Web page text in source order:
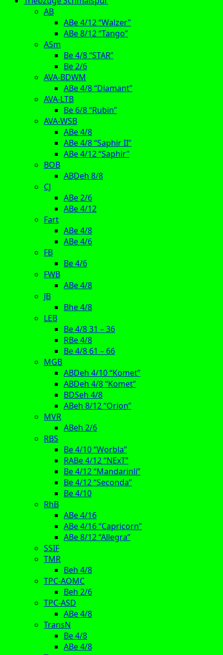
AB
ABe 4/12 “Walzer”
ABe 8/12 “Tango”
ASm
Be 4/8 “STAR”
Be 2/6
AVA-BDWM
ABe 4/8 “Diamant”
AVA-LTB
Be 6/8 “Rubin”
AVA-WSB
ABe 4/8
ABe 4/8 “Saphir II”
ABe 4/12 “Saphir”
BOB
ABDeh 8/8
CJ
ABe 2/6
ABe 4/12
Fart
ABe 4/8
ABe 4/6
FB
Be 4/6
FWB
ABe 4/8
JB
Bhe 4/8
LEB
Be 4/8 31 – 36
RBe 4/8
Be 4/8 61 – 66
MGB
ABDeh 4/10 “Komet”
ABDeh 4/8 “Komet”
BDSeh 4/8
ABeh 8/12 “Orion”
MVR
ABeh 2/6
RBS
Be 4/10 “Worbla”
RABe 4/12 “NExT”
Be 4/12 “Mandarinli”
Be 4/12 “Seconda”
Be 4/10
RhB
ABe 4/16
ABe 4/16 “Capricorn”
ABe 8/12 “Allegra”
SSIF
TMR
Beh 4/8
TPC-AOMC
Beh 2/6
TPC-ASD
ABe 4/8
TransN
Be 4/8
ABe 4/8